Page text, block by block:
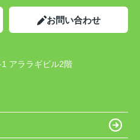
お問い合わせ
アララギビル2階